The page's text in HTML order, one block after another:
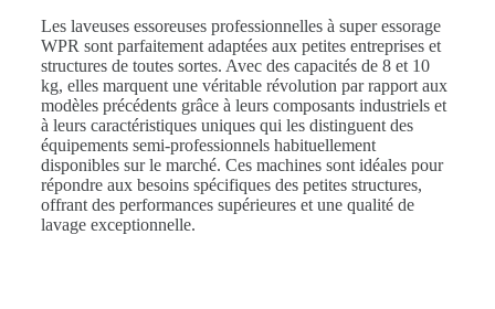
Les laveuses essoreuses professionnelles à super essorage
WPR sont parfaitement adaptées aux petites entreprises et
structures de toutes sortes. Avec des capacités de 8 et 10
kg, elles marquent une véritable révolution par rapport aux
modèles précédents grâce à leurs composants industriels et
à leurs caractéristiques uniques qui les distinguent des
équipements semi-professionnels habituellement
disponibles sur le marché. Ces machines sont idéales pour
répondre aux besoins spécifiques des petites structures,
offrant des performances supérieures et une qualité de
lavage exceptionnelle.